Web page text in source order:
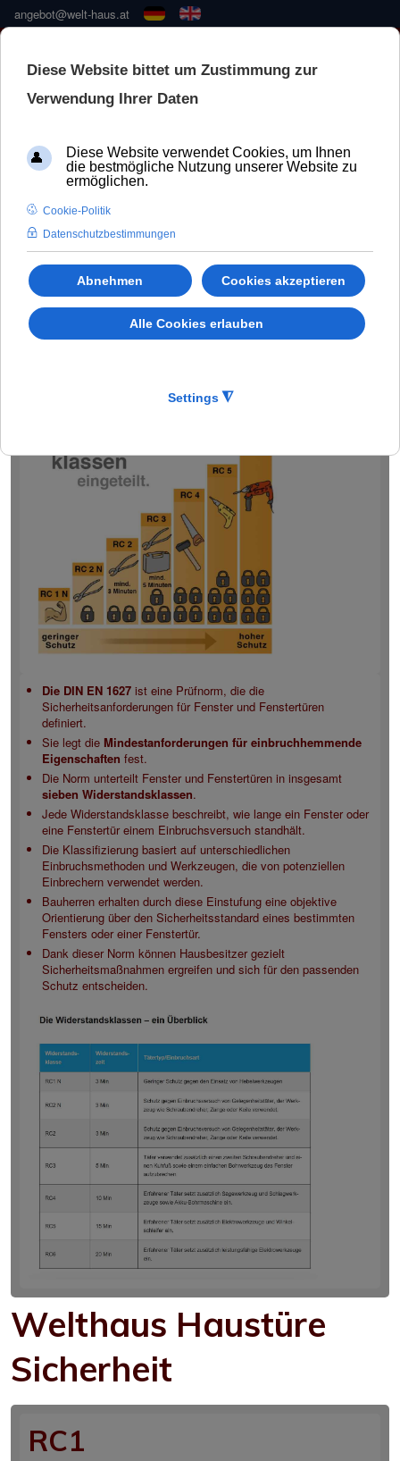
angebot@welt-haus.at
🚀 NEUE KONFIGURATOR –
SCHNELLER UND BESSER
Haustüren Sicherheit
Die DIN EN 1627 ist eine Prüfnorm, die die
Sicherheitsanforderungen für Fenster und Fenstertüren
definiert.
Sie legt die Mindestanforderungen für einbruchhemmende
Eigenschaften fest.
Die Norm unterteilt Fenster und Fenstertüren in insgesamt
sieben Widerstandsklassen.
Jede Widerstandsklasse beschreibt, wie lange ein Fenster oder
eine Fenstertür einem Einbruchsversuch standhält.
Die Klassifizierung basiert auf unterschiedlichen
Einbruchsmethoden und Werkzeugen, die von potenziellen
Einbrechern verwendet werden.
Bauherren erhalten durch diese Einstufung eine objektive
Orientierung über den Sicherheitsstandard eines bestimmten
Fensters oder einer Fenstertür.
Dank dieser Norm können Hausbesitzer gezielt
Sicherheitsmaßnahmen ergreifen und sich für den passenden
Schutz entscheiden.
Welthaus Haustüre
Sicherheit
RC1